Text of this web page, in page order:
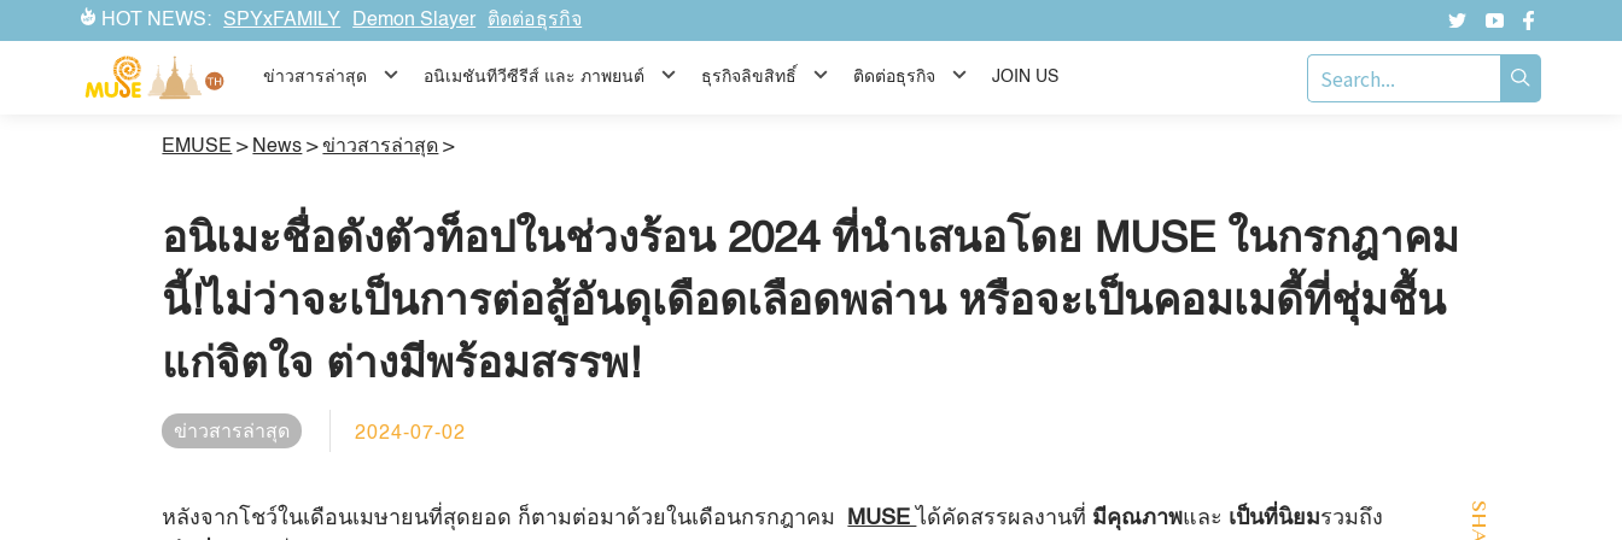
HOT NEWS: SPYxFAMILY Demon Slayer ติดต่อธุรกิจ
ข่าวสารล่าสุด อนิเมชันทีวีซีรีส์ และ ภาพยนต์ ธุรกิจลิขสิทธิ์ ติดต่อธุรกิจ JOIN US
EMUSE > News >ข่าวสารล่าสุด >
อนิเมะชื่อดังตัวท็อปในช่วงร้อน 2024 ที่นำเสนอโดย MUSE ในกรกฎาคม
นี้!ไม่ว่าจะเป็นการต่อสู้อันดุเดือดเลือดพล่าน หรือจะเป็นคอมเมดี้ที่ชุ่มชื้น
แก่จิตใจ ต่างมีพร้อมสรรพ!
ข่าวสารล่าสุด 2024-07-02
หลังจากโชว์ในเดือนเมษายนที่สุดยอด ก็ตามต่อมาด้วยในเดือนกรกฎาคม MUSE ได้คัดสรรผลงานที่ มีคุณภาพและ เป็นที่นิยมรวมถึง